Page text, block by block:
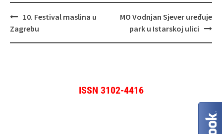
Navigacija
objava
10. Festival maslina u
Zagrebu
MO Vodnjan Sjever uređuje
park u Istarskoj ulici
ISSN 3102-4416